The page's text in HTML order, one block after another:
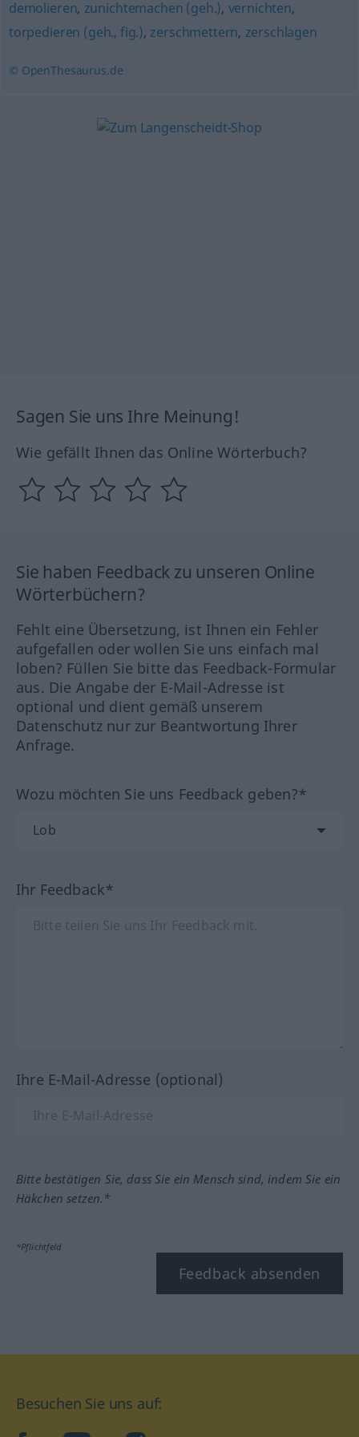
demolieren, zunichtemachen (geh.), vernichten,
torpedieren (geh., fig.), zerschmettern, zerschlagen
© OpenThesaurus.de
Sagen Sie uns Ihre Meinung!
Wie gefällt Ihnen das Online Wörterbuch?
Sie haben Feedback zu unseren Online
Wörterbüchern?
Fehlt eine Übersetzung, ist Ihnen ein Fehler
aufgefallen oder wollen Sie uns einfach mal
loben? Füllen Sie bitte das Feedback-Formular
aus. Die Angabe der E-Mail-Adresse ist
optional und dient gemäß unserem
Datenschutz nur zur Beantwortung Ihrer
Anfrage.
Wozu möchten Sie uns Feedback geben?*
Ihr Feedback*
Ihre E-Mail-Adresse (optional)
Bitte bestätigen Sie, dass Sie ein Mensch sind, indem Sie ein
Häkchen setzen.*
*Pflichtfeld
Feedback absenden
Besuchen Sie uns auf: